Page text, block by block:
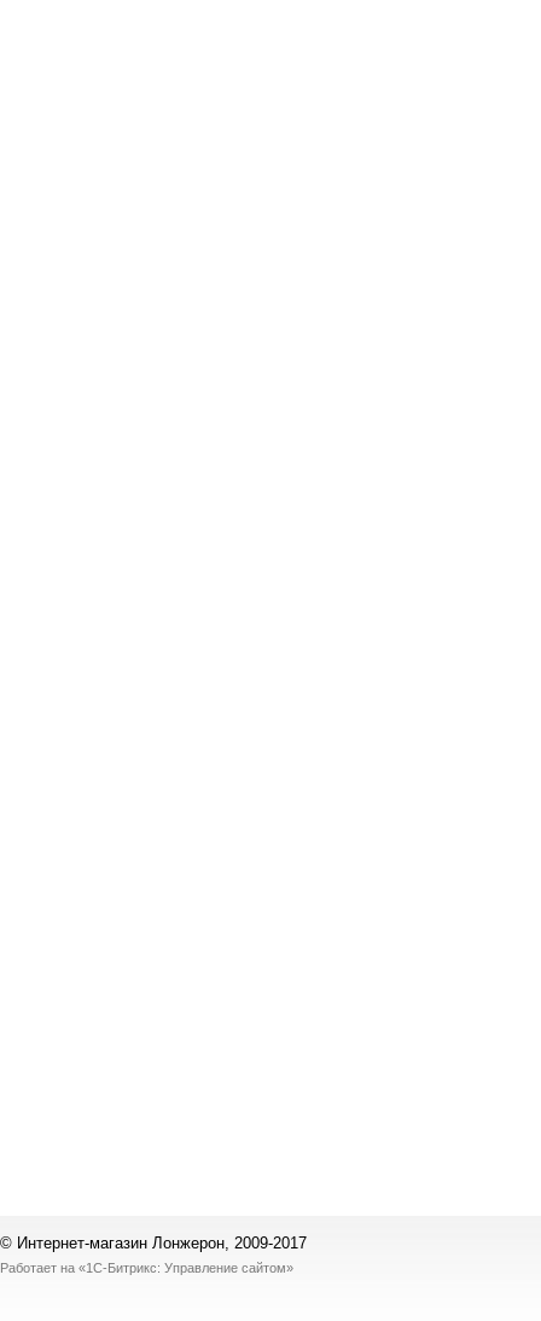
© Интернет-магазин Лонжерон, 2009-2017
Работает на «1С-Битрикс: Управление сайтом»